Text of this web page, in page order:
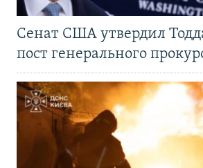
Сенат США утвердил
пост генерального